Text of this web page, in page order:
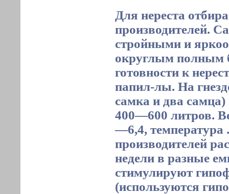
Для нереста
производителей.
стройными и
округлым полным
готовности к
папил-лы. На
самка и два
400—600 литров.
—6,4, температура
производителей
недели в разные
стимулируют
(используются